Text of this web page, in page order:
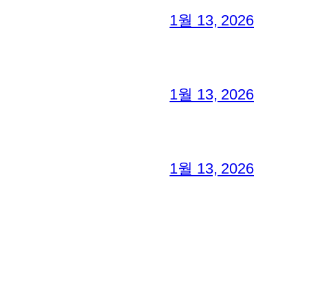
1월 13, 2026
1월 13, 2026
1월 13, 2026